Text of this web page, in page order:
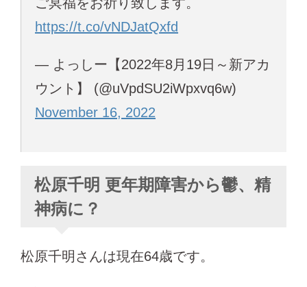
https://t.co/vNDJatQxfd
— よっしー【2022年8月19日～新アカ
ウント】 (@uVpdSU2iWpxvq6w)
November 16, 2022
松原千明 更年期障害から鬱、精
神病に？
松原千明さんは現在64歳です。